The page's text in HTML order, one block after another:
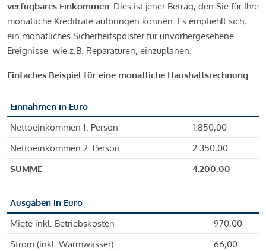
verfügbares Einkommen. Dies ist jener Betrag, den Sie für Ihre
monatliche Kreditrate aufbringen können. Es empfiehlt sich,
ein monatliches Sicherheitspolster für unvorhergesehene
Ereignisse, wie z.B. Reparaturen, einzuplanen.
Einfaches Beispiel für eine monatliche Haushaltsrechnung:
Einnahmen in Euro
Nettoeinkommen 1. Person
1.850,00
Nettoeinkommen 2. Person
2.350,00
SUMME
4.200,00
Ausgaben in Euro
Miete inkl. Betriebskosten
970,00
Strom (inkl. Warmwasser)
66,00